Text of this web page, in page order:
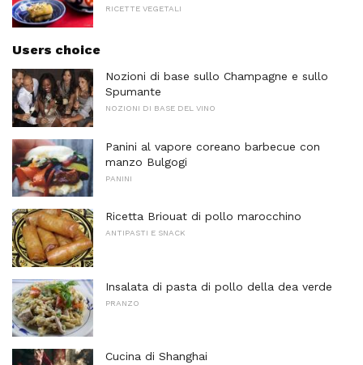
RICETTE VEGETALI
Users choice
Nozioni di base sullo Champagne e sullo
Spumante
NOZIONI DI BASE DEL VINO
Panini al vapore coreano barbecue con
manzo Bulgogi
PANINI
Ricetta Briouat di pollo marocchino
ANTIPASTI E SNACK
Insalata di pasta di pollo della dea verde
PRANZO
Cucina di Shanghai